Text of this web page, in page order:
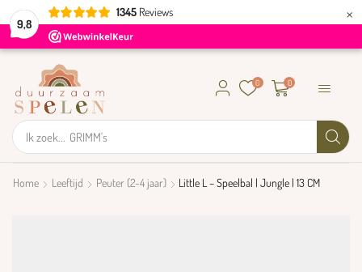
9,8
1345 Reviews ×
Ik zoek... GRIMM's
0 0
Home Leeftijd Peuter (2-4 jaar) Little L – Speelbal | Jungle | 13 CM